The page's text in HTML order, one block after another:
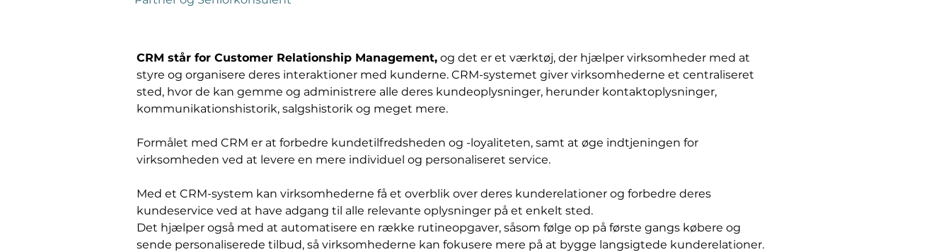
CRM står for Customer Relationship Management, og det er et værktøj, der hjælper virksomheder med at
styre og organisere deres interaktioner med kunderne. CRM-systemet giver virksomhederne et centraliseret
sted, hvor de kan gemme og administrere alle deres kundeoplysninger, herunder kontaktoplysninger,
kommunikationshistorik, salgshistorik og meget mere.
Formålet med CRM er at forbedre kundetilfredsheden og -loyaliteten, samt at øge indtjeningen for
virksomheden ved at levere en mere individuel og personaliseret service.
Med et CRM-system kan virksomhederne få et overblik over deres kunderelationer og forbedre deres
kundeservice ved at have adgang til alle relevante oplysninger på et enkelt sted.
Det hjælper også med at automatisere en række rutineopgaver, såsom følge op på første gangs købere og
sende personaliserede tilbud, så virksomhederne kan fokusere mere på at bygge langsigtede kunderelationer.